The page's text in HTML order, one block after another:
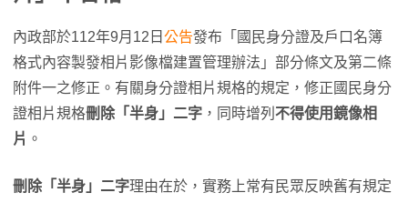
內政部於112年9月12日 公告發布「國民身分證及戶口名簿
格式內容製發相片影像檔建置管理辦法」部分條文及第二條
附件一之修正。有關身分證相片規格的規定，修正國民身分
證相片規格刪除「半身」二字 ，同時增列 不得使用鏡像相
片 。
刪除「半身」二字理由在於，實務上常有民眾反映舊有規定